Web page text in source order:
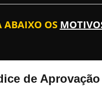
ABAIXO OS
de